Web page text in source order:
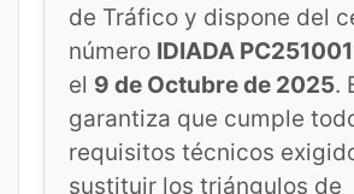
de Tráfico y dispone del
número IDIADA
el 9 de Octubre de 2025.
garantiza que cumple
requisitos técnicos
sustituir los triángulos de